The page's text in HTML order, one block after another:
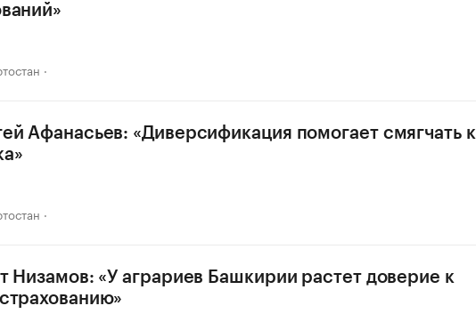
Афанасьев: «Диверсификация помогает смягчать
Низамов: «У аграриев Башкирии растет доверие к